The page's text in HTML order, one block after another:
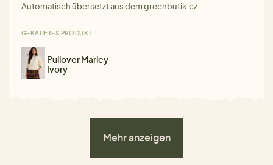
Automatisch übersetzt aus dem greenbutik.cz
GEKAUFTES PRODUKT
Pullover Marley
Ivory
Mehr anzeigen